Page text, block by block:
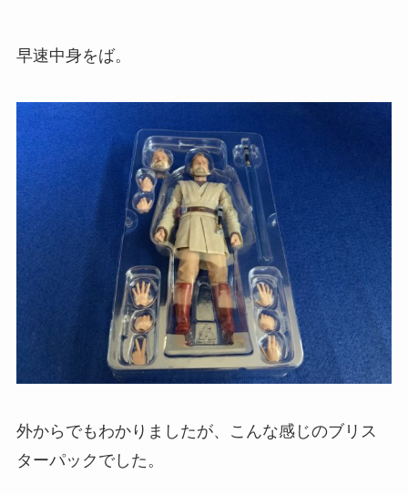
早速中身をば。
外からでもわかりましたが、こんな感じのブリス
ターパックでした。